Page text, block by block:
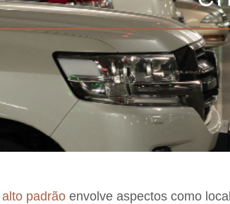
alto padrão envolve aspectos como